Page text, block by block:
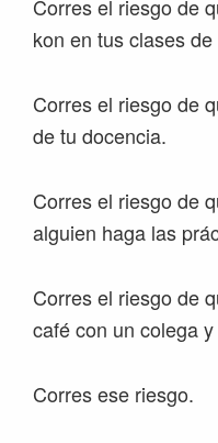
Corres el riesgo de
kon en tus clases
Corres el riesgo de
de tu docencia.
Corres el riesgo de
alguien haga las
Corres el riesgo de
café con un colega
Corres ese riesgo.